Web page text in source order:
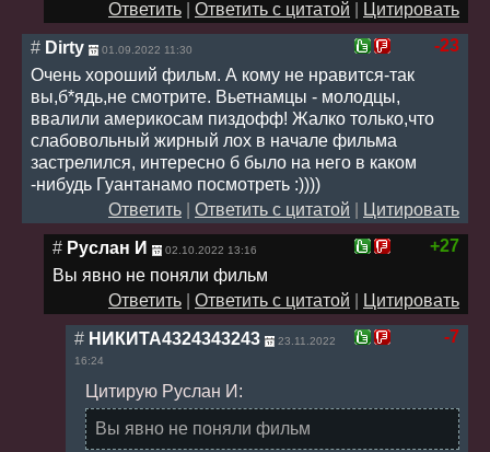
Ответить Ответить с цитатой
Цитировать
-23
# Dirty 01.09.2022 11:30
Очень хороший фильм. А кому не нравится-так
вы,б*ядь,не смотрите. Вьетнамцы - молодцы,
ввалили америкосам пиздофф! Жалко только,что
слабовольный жирный лох в начале фильма
застрелился, интересно б было на него в каком
-нибудь Гуантанамо посмотреть :))))
Ответить
Ответить с цитатой
Цитировать
+27
# Руслан И 02.10.2022 13:16
Вы явно не поняли фильм
Ответить
Ответить с цитатой
Цитировать
-7
# НИКИТА4324343243
23.11.2022
16:24
Цитирую Руслан И:
Вы явно не поняли фильм